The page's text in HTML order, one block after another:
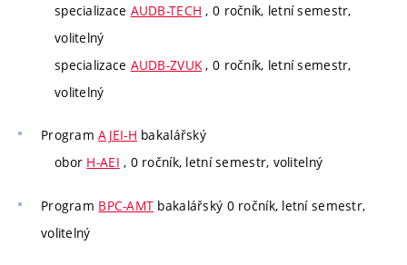
specializace AUDB-TECH , 0 ročník, letní semestr,
volitelný
specializace AUDB-ZVUK , 0 ročník, letní semestr,
volitelný
ProgramAJEI-H bakalářský
obor H-AEI , 0 ročník, letní semestr, volitelný
Program BPC-AMT bakalářský 0 ročník, letní semestr,
volitelný